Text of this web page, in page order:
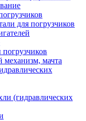
для погрузчиков
погрузчиков
механизм, мачта
(гидравлических